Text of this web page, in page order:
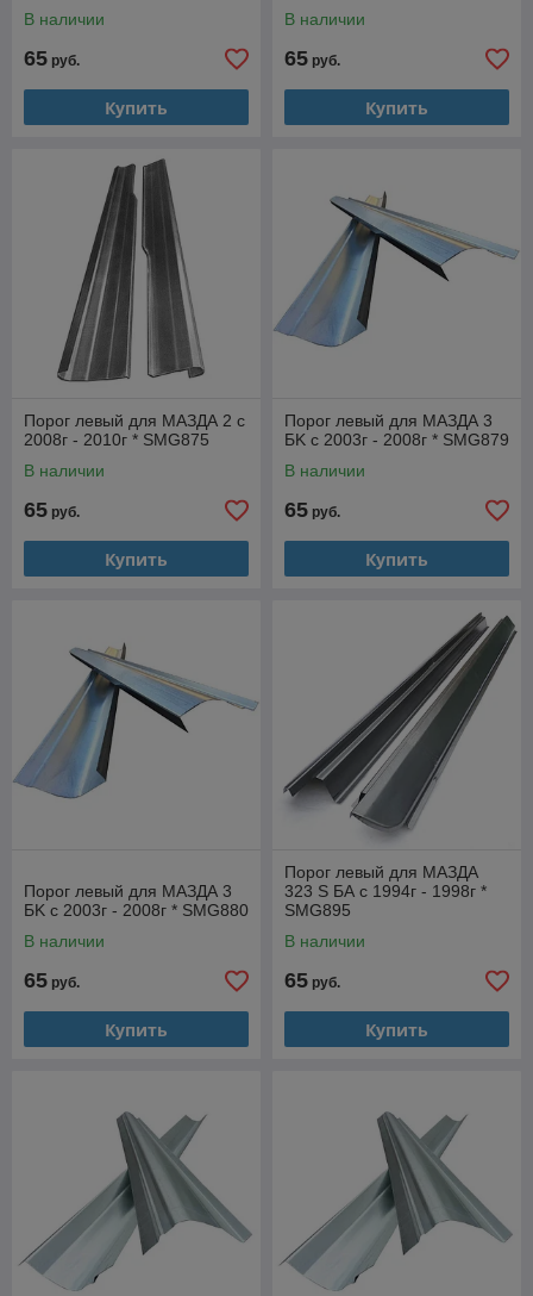
В наличии
65 руб.
Купить
В наличии
65 руб.
Купить
Порог левый для МАЗДА 2 с
2008г - 2010г * SMG875
В наличии
65 руб.
Купить
Порог левый для МАЗДА 3
БK с 2003г - 2008г * SMG879
В наличии
65 руб.
Купить
Порог левый для МАЗДА 3
БK с 2003г - 2008г * SMG880
В наличии
65 руб.
Купить
Порог левый для МАЗДА
323 S БА с 1994г - 1998г *
SMG895
В наличии
65 руб.
Купить